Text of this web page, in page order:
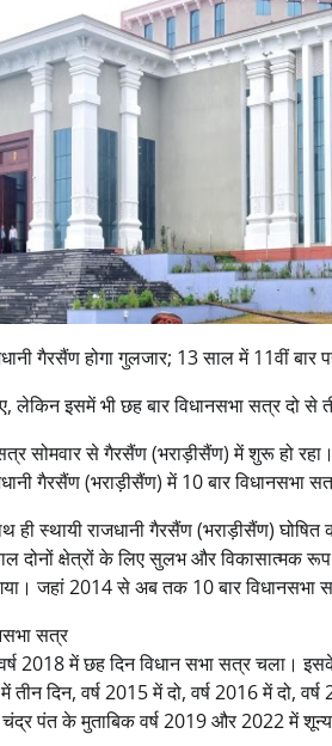
गैरसैंण होगा गुलजार; 13 साल में 11वीं बार
इसमें भी छह बार विधानसभा सत्र दो से
सोमवार से गैरसैंण (भराड़ीसैंण) में शुरू हो
गैरसैंण (भराड़ीसैंण) में 10 बार विधानसभा
ही स्थायी राजधानी गैरसैंण (भराड़ीसैंण)
क्षेत्रों के लिए सुलभ और विकासात्मक रूप
जहां 2014 से अब तक 10 बार
सत्र
2018 में छह दिन विधान सभा सत्र चला।
दिन, वर्ष 2015 में दो, वर्ष 2016 में दो,
पंत के मुताबिक वर्ष 2019 और 2022 में